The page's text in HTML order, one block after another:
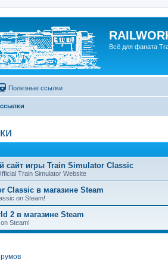
Всё для фаната
Полезные ссылки
игры Train Simulator Classic
Train Simulator Website
Classic в магазине Steam
on Steam!
2 в магазине Steam
Steam!